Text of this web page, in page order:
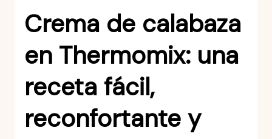
Crema de calabaza
en Thermomix: una
receta fácil,
reconfortante y